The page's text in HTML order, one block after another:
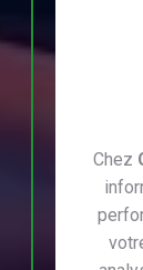
Chez